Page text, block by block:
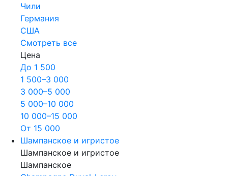
Чили
Германия
США
Смотреть все
Цена
До 1 500
1 500–3 000
3 000–5 000
5 000–10 000
10 000–15 000
От 15 000
Шампанское и игристое
Шампанское и игристое
Шампанское